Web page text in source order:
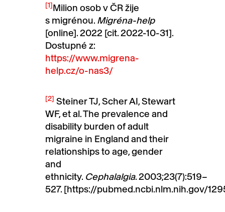
[1]Milion osob v ČR žije
s migrénou. Migréna-help
[online]. 2022 [cit. 2022-10-31].
Dostupné z:
https://www.migrena-
help.cz/o-nas3/
[2] Steiner TJ, Scher AI, Stewart
WF, et al. The prevalence and
disability burden of adult
migraine in England and their
relationships to age, gender
and
ethnicity. Cephalalgia. 2003;23(7):519–
527. [https://pubmed.ncbi.nlm.nih.gov/